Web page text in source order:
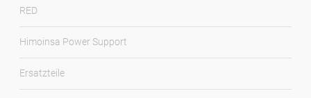
RED
Himoinsa Power Support
Ersatzteile